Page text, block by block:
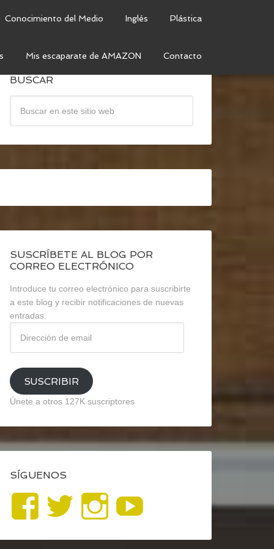
Conocimiento del Medio Inglés Plástica
Mis escaparate de AMAZON Contacto
BUSCAR
SUSCRÍBETE AL BLOG POR
CORREO ELECTRÓNICO
Introduce tu correo electrónico para suscribirte
a este blog y recibir notificaciones de nuevas
entradas.
email
SUSCRIBIR
Únete a otros 127K suscriptores
SÍGUENOS
Ver
perfil
Ver
perfil
Ver
perfil
YouTube